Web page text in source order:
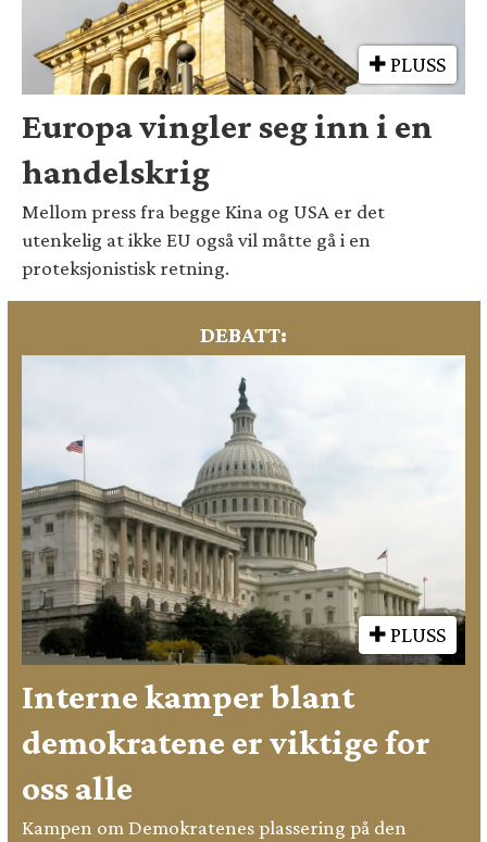
PLUSS
Europa vingler seg inn i en
handelskrig
Mellom press fra begge Kina og USA er det
utenkelig at ikke EU også vil måtte gå i en
proteksjonistisk retning.
DEBATT:
PLUSS
Interne kamper blant
demokratene er viktige for
oss alle
Kampen om Demokratenes plassering på den